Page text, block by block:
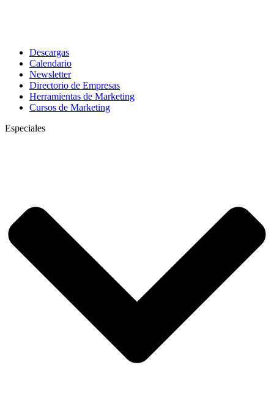
Descargas
Calendario
Newsletter
Directorio de Empresas
Herramientas de Marketing
Cursos de Marketing
Especiales